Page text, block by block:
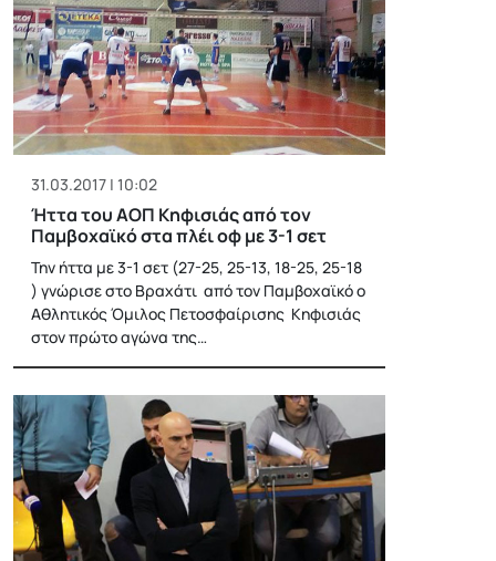
31.03.2017 | 10:02
Ήττα του ΑΟΠ Κηφισιάς από τον
Παμβοχαϊκό στα πλέι οφ με 3-1 σετ
Την ήττα με 3-1 σετ (27-25, 25-13, 18-25, 25-18
) γνώρισε στο Βραχάτι από τον Παμβοχαϊκό ο
Αθλητικός Όμιλος Πετοσφαίρισης Κηφισιάς
στον πρώτο αγώνα της…